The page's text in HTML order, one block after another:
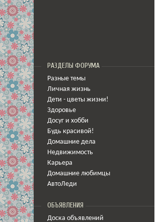
РАЗДЕЛЫ ФОРУМА
Разные темы
Личная жизнь
Дети - цветы жизни!
Здоровье
Досуг и хобби
Будь красивой!
Домашние дела
Недвижимость
Карьера
Домашние любимцы
АвтоЛеди
ОБЪЯВЛЕНИЯ
Доска объявлений